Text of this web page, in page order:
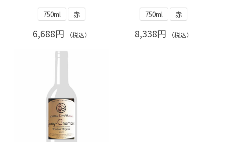
750ml 赤
6,688円 （税込）
750ml 赤
8,338円 （税込）